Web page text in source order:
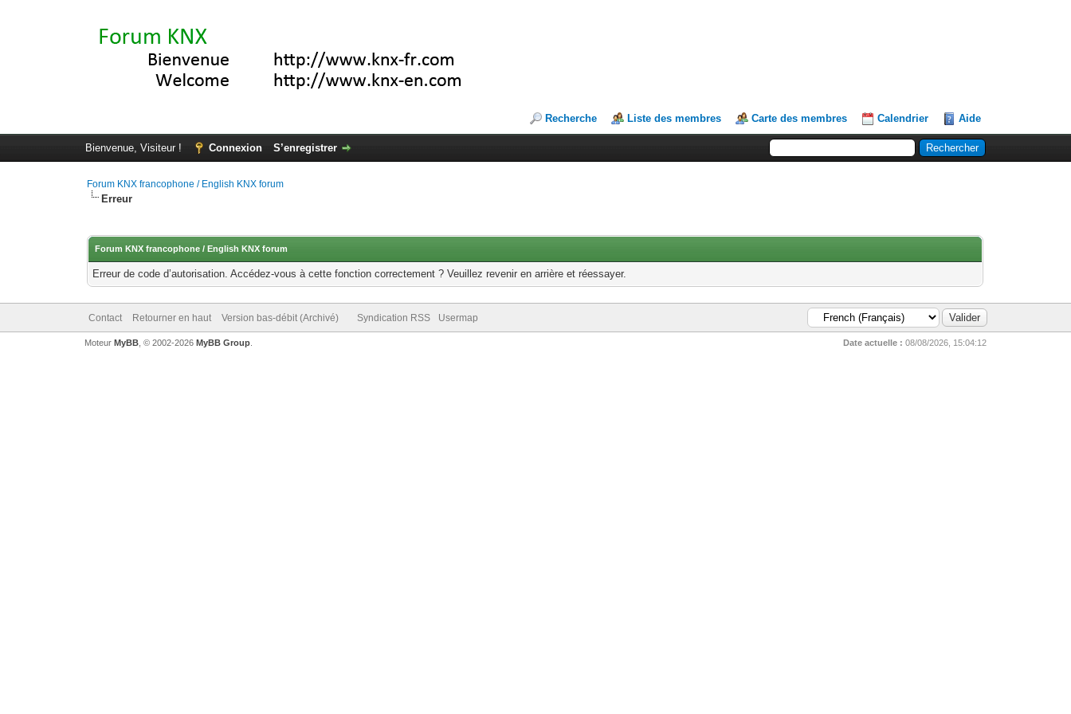
Recherche Liste des membres Carte des membres Calendrier Aide
Bienvenue, Visiteur ! Connexion S’enregistrer
Forum KNX francophone / English KNX forum
Erreur
Forum KNX francophone / English KNX forum
Erreur de code d’autorisation. Accédez-vous à cette fonction correctement ? Veuillez revenir en arrière et réessayer.
Contact Retourner en haut Version bas-débit (Archivé) Syndication RSS Usermap
Date actuelle : 08/08/2026, 15:04:12
Moteur MyBB, © 2002-2026 MyBB Group.